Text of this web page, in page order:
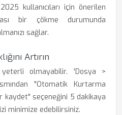
kullanıcıları için önerilen
bir çökme durumunda
sağlar.
Artırın
olmayabilir. 'Dosya >
"Otomatik Kurtarma
kaydet" seçeneğini 5 dakikaya
minimize edebilirsiniz.